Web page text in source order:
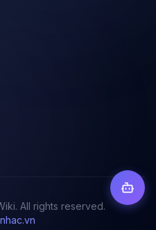
All rights reserved.
nhac.vn